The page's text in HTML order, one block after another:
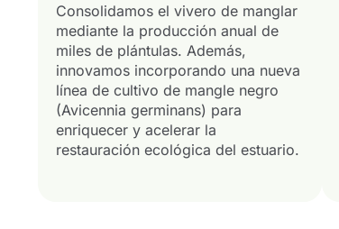
Consolidamos el vivero de manglar
mediante la producción anual de
miles de plántulas. Además,
innovamos incorporando una nueva
línea de cultivo de mangle negro
(Avicennia germinans) para
enriquecer y acelerar la
restauración ecológica del estuario.